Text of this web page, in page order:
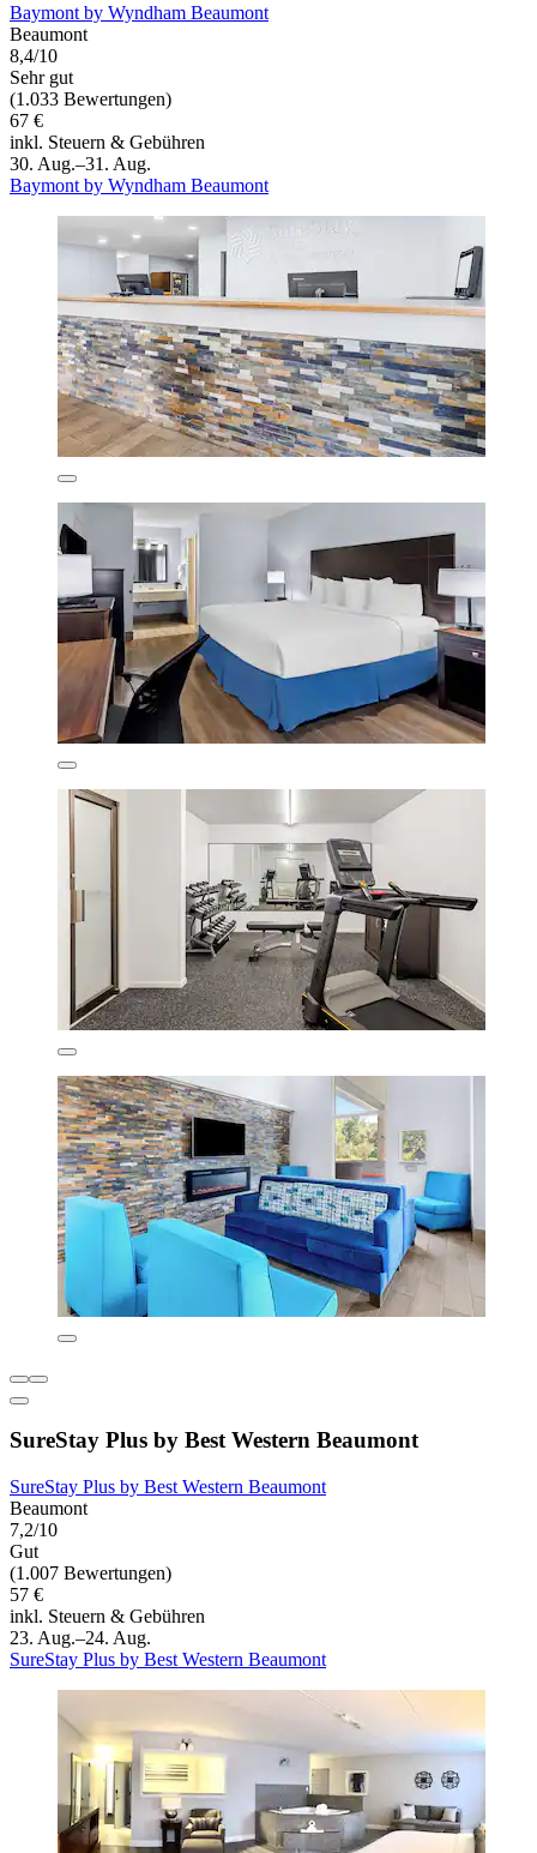
Baymont by Wyndham Beaumont
Beaumont
8,4/10
Sehr gut
(1.033 Bewertungen)
67 €
inkl. Steuern & Gebühren
30. Aug.–31. Aug.
Baymont by Wyndham Beaumont
SureStay Plus by Best Western Beaumont
SureStay Plus by Best Western Beaumont
Beaumont
7,2/10
Gut
(1.007 Bewertungen)
57 €
inkl. Steuern & Gebühren
23. Aug.–24. Aug.
SureStay Plus by Best Western Beaumont